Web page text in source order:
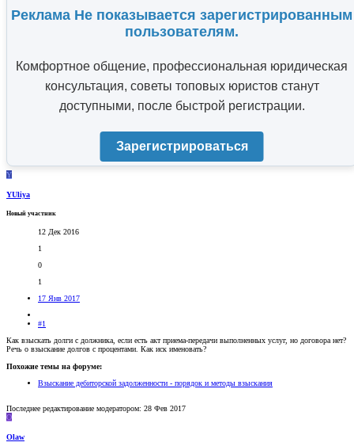
Реклама Не показывается зарегистрированным
пользователям.
Комфортное общение, профессиональная юридическая
консультация, советы топовых юристов станут
доступными, после быстрой регистрации.
Зарегистрироваться
Y
YUliya
Новый участник
12 Дек 2016
1
0
1
17 Янв 2017
#1
Как взыскать долги с должника, если есть акт приема-передачи выполненных услуг, но договора нет?
Речь о взыскание долгов с процентами. Как иск именовать?
Похожие темы на форуме:
Взыскание дебиторской задолженности - порядок и методы взыскания
Последнее редактирование модератором: 28 Фев 2017
O
Olaw